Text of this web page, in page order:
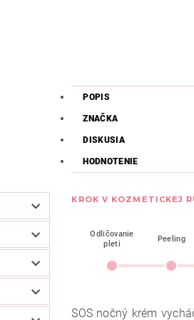
POPIS
ZNAČKA
DISKUSIA
HODNOTENIE
KROK V KOZMETICKEJ
Odličovanie
pleti
Peeling
SOS nočný krém